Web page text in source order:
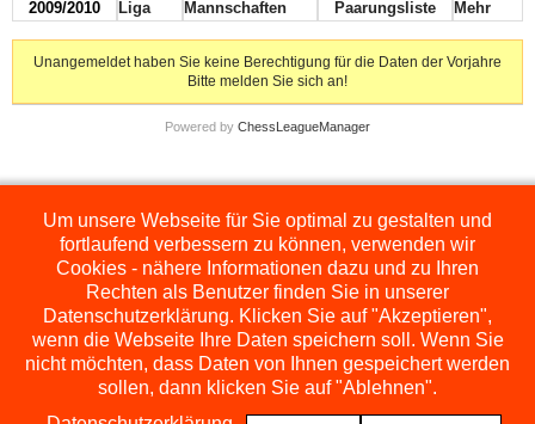
2009/2010 Liga Mannschaften Paarungsliste Mehr
Unangemeldet haben Sie keine Berechtigung für die Daten der Vorjahre
Bitte melden Sie sich an!
Powered by ChessLeagueManager
Die hier dargestellten Ligen werden extern angezeigt und befinden sich im
Orginal aufhttp://www.schachbezirksauerland.de/635/2/index.php
Um unsere Webseite für Sie optimal zu gestalten und
fortlaufend verbessern zu können, verwenden wir
Cookies - nähere Informationen dazu und zu Ihren
Rechten als Benutzer finden Sie in unserer
Datenschutzerklärung. Klicken Sie auf "Akzeptieren",
wenn die Webseite Ihre Daten speichern soll. Wenn Sie
nicht möchten, dass Daten von Ihnen gespeichert werden
sollen, dann klicken Sie auf "Ablehnen".